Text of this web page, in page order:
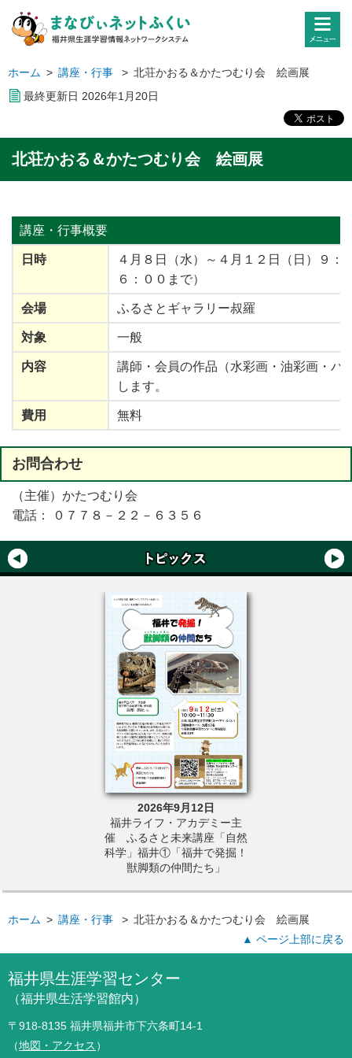
ホーム > 講座・行事 > 北荘かおる＆かたつむり会 絵画展
最終更新日 2026年1 月 20日
北荘かおる＆かたつむり会 絵画展
講座・行事概要
日時
４月８日（水）～４月１２日（日）９：
６：００まで）
会場 ふるさとギャラリー叔羅
対象 一般
内容
講師・会員の作品（水彩画・油彩画・パ
します。
費用 無料
お問合わせ
（主催）かたつむり会
電話： ０７７８－２２－６３５６
2026年9月12日
福井ライフ・アカデミー主
催 ふるさと未来講座「自然
科学」福井①「福井で発掘！
獣脚類の仲間たち」
ホーム > 講座・行事 > 北荘かおる＆かたつむり会 絵画展
▲ ページ上部に戻る
福井県生涯学習センター
（福井県生活学習館内）
〒918-8135 福井県福井市下六条町14-1
（地図・アクセス ）